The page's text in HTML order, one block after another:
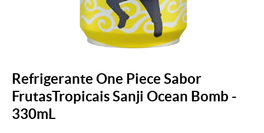
Refrigerante One Piece Sabor
FrutasTropicais Sanji Ocean Bomb -
330mL